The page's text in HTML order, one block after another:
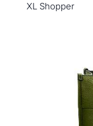
XL Shopper